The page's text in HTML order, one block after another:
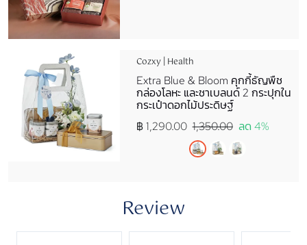
Cozxy | Health
Extra Blue & Bloom คุกกี้ธัญพืช
กล่องโลหะ และชาเบลนด์ 2 กระปุกใน
กระเป๋าดอกไม้ประดิษฐ์
฿ 1,290.00 1,350.00 ลด 4%
Review